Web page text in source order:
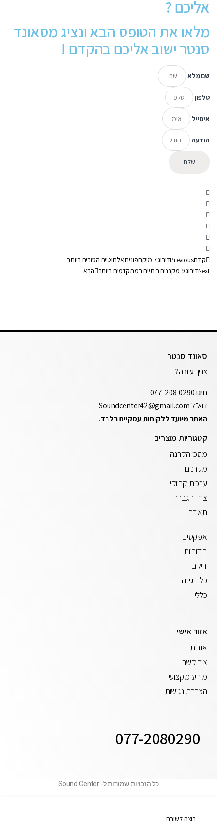
אליכם ?
מלאו את הטופס הבא ונציג מסאונד
סנטר ישוב אליכם בהקדם !
שם מלא
טלפון
אימייל
הודעה
שלח
קודםPreviousדירוג 7 מיקרופונים אלחוטיים הטובים ביותר
Nextדירוג 9 מקרנים ביתיים המתקדמים ביותר הבא
סאונד סנטר
צריך עזרה?
חייגו077-208-0290
דוא”ל
האתר מיועד ללקוחות עסקיים בלבד.
קטגוריות מוצרים
מסכי הקרנה
מקרנים
ערכות קריוקי
ציוד הגברה
תאורה
אפקטים
בידוריות
דילים
כלי נגינה
כללי
אזור אישי
אודות
צור קשר
מידע מקצועי
הצהרת נגישות
077-2080290
כל הזכויות שמורות ל- Sound Center
רוצה לשוחח